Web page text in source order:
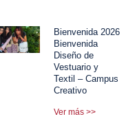
Bienvenida 2026
Bienvenida
Diseño de
Vestuario y
Textil – Campus
Creativo
Ver más >>